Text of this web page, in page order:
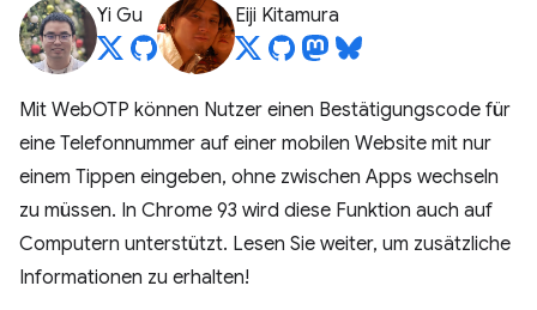
Yi Gu Eiji Kitamura
Mit WebOTP können Nutzer einen Bestätigungscode für
eine Telefonnummer auf einer mobilen Website mit nur
einem Tippen eingeben, ohne zwischen Apps wechseln
zu müssen. In Chrome 93 wird diese Funktion auch auf
Computern unterstützt. Lesen Sie weiter, um zusätzliche
Informationen zu erhalten!